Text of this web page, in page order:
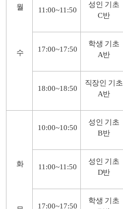
월
수
11:00~11:50
성인 기초
C반
17:00~17:50
학생 기초
A반
18:00~18:50
직장인 기초
A반
화
10:00~10:50
성인 기초
B반
11:00~11:50
성인 기초
D반
17:00~17:50
학생 기초